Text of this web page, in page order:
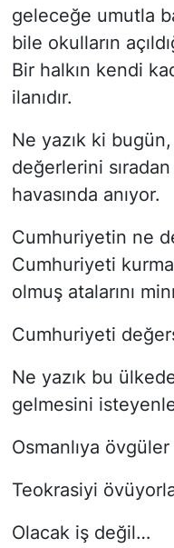
geleceğe umutla
bile okulların
Bir halkın kendi
ilanıdır.
Ne yazık ki bugün,
değerlerini
havasında anıyor.
Cumhuriyetin ne
Cumhuriyeti
olmuş atalarını
Cumhuriyeti
Ne yazık bu
gelmesini
Osmanlıya
Teokrasiyi
Olacak iş değil…